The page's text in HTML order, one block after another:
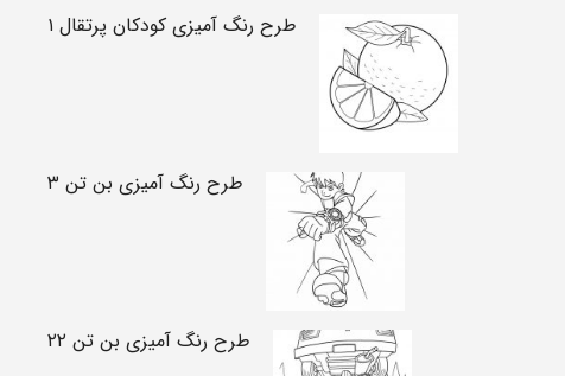
طرح رنگ آمیزی کودکان پرتقال ۱
طرح رنگ آمیزی بن تن ۳
طرح رنگ آمیزی بن تن ۲۲